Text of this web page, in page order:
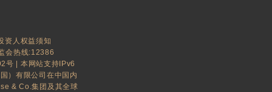
资人权益须知
会热线:12386
号
| 本网站支持IPv6
）有限公司在中国内
& Co.集团及其全球